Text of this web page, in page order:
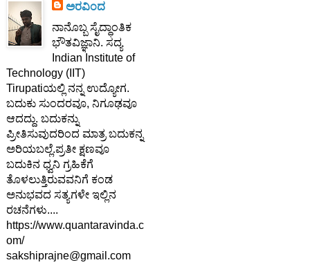
ಅರವಿಂದ
ನಾನೊಬ್ಬ ಸೈದ್ಧಾಂತಿಕ
ಭೌತವಿಜ್ಞಾನಿ. ಸದ್ಯ
Indian Institute of
Technology (IIT)
Tirupatiಯಲ್ಲಿ ನನ್ನ ಉದ್ಯೋಗ.
ಬದುಕು ಸುಂದರವೂ, ನಿಗೂಢವೂ
ಆದದ್ದು. ಬದುಕನ್ನು
ಪ್ರೀತಿಸುವುದರಿಂದ ಮಾತ್ರ ಬದುಕನ್ನ
ಅರಿಯಬಲ್ಲೆ.ಪ್ರತೀ ಕ್ಷಣವೂ
ಬದುಕಿನ ಧ್ವನಿ ಗ್ರಹಿಕೆಗೆ
ತೊಳಲುತ್ತಿರುವವನಿಗೆ ಕಂಡ
ಅನುಭವದ ಸತ್ಯಗಳೇ ಇಲ್ಲಿನ
ರಚನೆಗಳು....
https://www.quantaravinda.c
om/
sakshiprajne@gmail.com